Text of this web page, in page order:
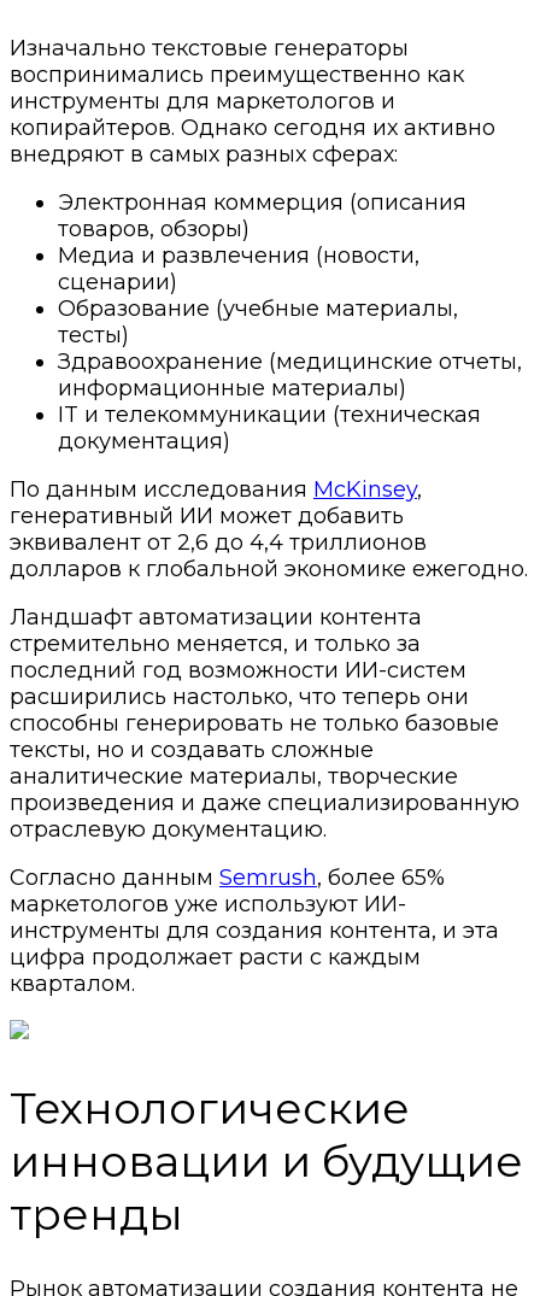
Изначально текстовые генераторы
воспринимались преимущественно как
инструменты для маркетологов и
копирайтеров. Однако сегодня их активно
внедряют в самых разных сферах:
Электронная коммерция (описания
товаров, обзоры)
Медиа и развлечения (новости,
сценарии)
Образование (учебные материалы,
тесты)
Здравоохранение (медицинские отчеты,
информационные материалы)
IT и телекоммуникации (техническая
документация)
По данным исследования McKinsey,
генеративный ИИ может добавить
эквивалент от 2,6 до 4,4 триллионов
долларов к глобальной экономике ежегодно.
Ландшафт автоматизации контента
стремительно меняется, и только за
последний год возможности ИИ-систем
расширились настолько, что теперь они
способны генерировать не только базовые
тексты, но и создавать сложные
аналитические материалы, творческие
произведения и даже специализированную
отраслевую документацию.
Согласно данным Semrush, более 65%
маркетологов уже используют ИИ-
инструменты для создания контента, и эта
цифра продолжает расти с каждым
кварталом.
Технологические
инновации и будущие
тренды
Рынок автоматизации создания контента не